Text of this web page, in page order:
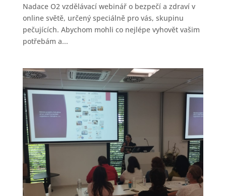
Nadace O2 vzdělávací webinář o bezpečí a zdraví v
online světě, určený speciálně pro vás, skupinu
pečujících. Abychom mohli co nejlépe vyhovět vašim
potřebám a...